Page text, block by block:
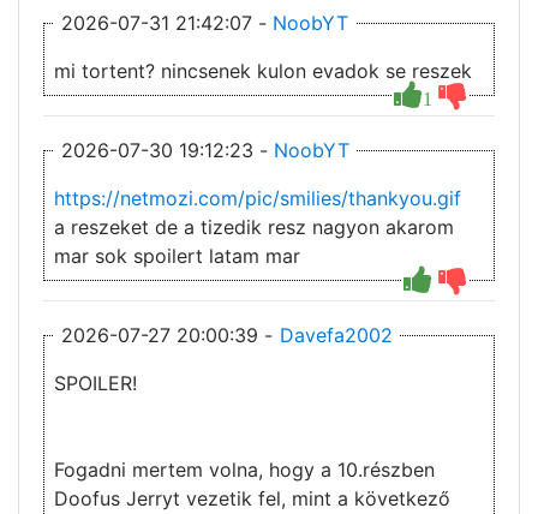
2026-07-31 21:42:07 - NoobYT
1
mi tortent? nincsenek kulon evadok se reszek
2026-07-30 19:12:23 - NoobYT
https://netmozi.com/pic/smilies/thankyou.gif
a reszeket de a tizedik resz nagyon akarom
mar sok spoilert latam mar
2026-07-27 20:00:39 - Davefa2002
SPOILER!
Fogadni mertem volna, hogy a 10.részben
Doofus Jerryt vezetik fel, mint a következő